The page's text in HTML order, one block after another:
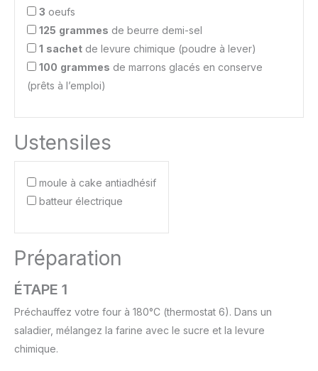
3 oeufs
125 grammes de beurre demi-sel
1 sachet de levure chimique (poudre à lever)
100 grammes de marrons glacés en conserve
(prêts à l’emploi)
Ustensiles
moule à cake antiadhésif
batteur électrique
Préparation
ÉTAPE 1
Préchauffez votre four à 180°C (thermostat 6). Dans un
saladier, mélangez la farine avec le sucre et la levure
chimique.